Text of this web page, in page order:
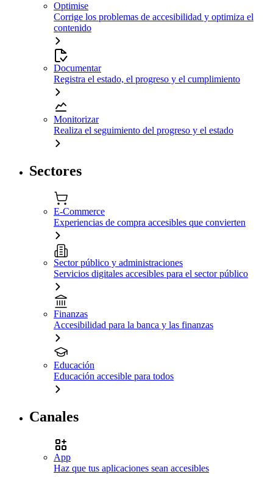
Optimise
Corrige los problemas de accesibilidad y optimiza el
contenido
Documentar
Registra el estado, el progreso y el cumplimiento
Monitorizar
Realiza el seguimiento del progreso y el estado
Sectores
E-Commerce
Experiencias de compra accesibles que convierten
Sector público y administraciones
Servicios digitales accesibles para el sector público
Finanzas
Accesibilidad para la banca y las finanzas
Educación
Educación accesible para todos
Canales
App
Haz que tus aplicaciones sean accesibles